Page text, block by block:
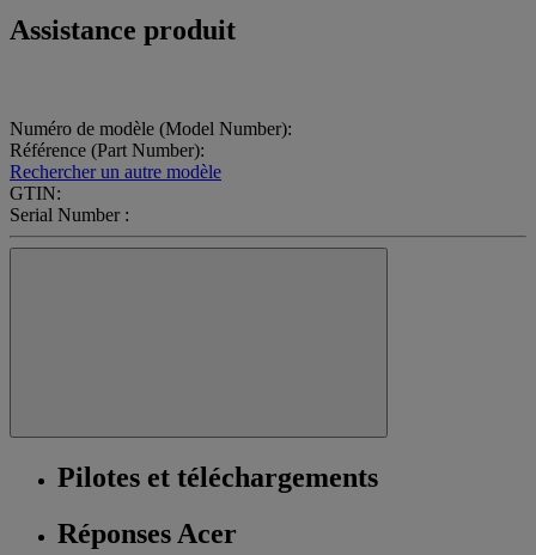
Assistance produit
Numéro de modèle (Model Number):
Référence (Part Number):
Rechercher un autre modèle
GTIN:
Serial Number :
Pilotes et téléchargements
Réponses Acer